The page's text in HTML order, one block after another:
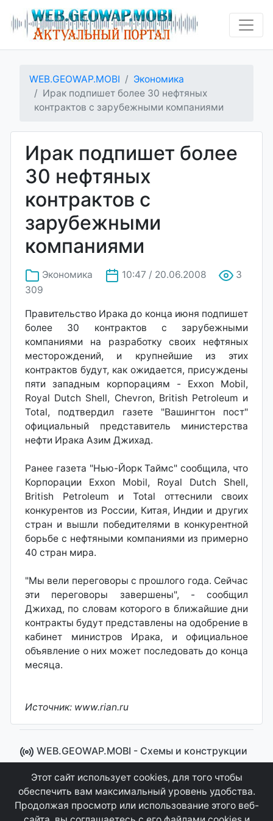
WEB.GEOWAP.MOBI
Экономика
Ирак подпишет более 30 нефтяных
контрактов с зарубежными компаниями
Ирак подпишет более
30 нефтяных
контрактов с
зарубежными
компаниями
Экономика 10:47 / 20.06.2008
3
309
Правительство Ирака до конца июня подпишет
более 30 контрактов с зарубежными
компаниями на разработку своих нефтяных
месторождений, и крупнейшие из этих
контрактов будут, как ожидается, присуждены
пяти западным корпорациям - Exxon Mobil,
Royal Dutch Shell, Chevron, British Petroleum и
Total, подтвердил газете "Вашингтон пост"
официальный представитель министерства
нефти Ирака Азим Джихад.
Ранее газета "Нью-Йорк Таймс" сообщила, что
Корпорации Exxon Mobil, Royal Dutch Shell,
British Petroleum и Total оттеснили своих
конкурентов из России, Китая, Индии и других
стран и вышли победителями в конкурентной
борьбе с нефтяными компаниями из примерно
40 стран мира.
"Мы вели переговоры с прошлого года. Сейчас
эти переговоры завершены", - сообщил
Джихад, по словам которого в ближайшие дни
контракты будут представлены на одобрение в
кабинет министров Ирака, и официальное
объявление о них может последовать до конца
месяца.
Источник: www.rian.ru
WEB.GEOWAP.MOBI - Cхемы и конструкции
© 2008 - 2021
Сайт управляется системой "MKateCMS" от Ray
Icemont.
Этот сайт использует cookies, для того чтобы
обеспечить вам максимальный уровень удобства.
Продолжая просмотр или использование этого веб-